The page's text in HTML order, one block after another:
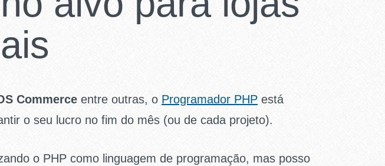
Commerce entre outras, o Programador PHP está
o seu lucro no fim do mês (ou de cada projeto).
o PHP como linguagem de programação, mas posso